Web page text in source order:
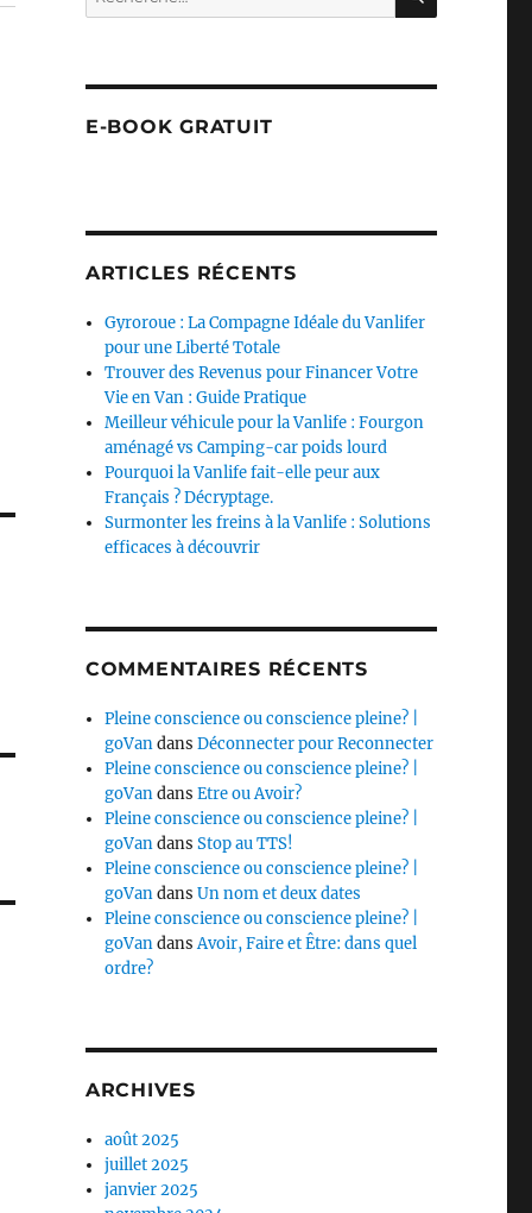
pour :
E-BOOK GRATUIT
ARTICLES RÉCENTS
Gyroroue : La Compagne Idéale du Vanlifer
pour une Liberté Totale
Trouver des Revenus pour Financer Votre
Vie en Van : Guide Pratique
Meilleur véhicule pour la Vanlife : Fourgon
aménagé vs Camping-car poids lourd
Pourquoi la Vanlife fait-elle peur aux
Français ? Décryptage.
Surmonter les freins à la Vanlife : Solutions
efficaces à découvrir
COMMENTAIRES RÉCENTS
Pleine conscience ou conscience pleine? |
goVandansDéconnecter pour Reconnecter
Pleine conscience ou conscience pleine? |
goVandansEtre ou Avoir?
Pleine conscience ou conscience pleine? |
goVandansStop au TTS!
Pleine conscience ou conscience pleine? |
goVandansUn nom et deux dates
Pleine conscience ou conscience pleine? |
goVandansAvoir, Faire et Être: dans quel
ordre?
ARCHIVES
août 2025
juillet 2025
janvier 2025